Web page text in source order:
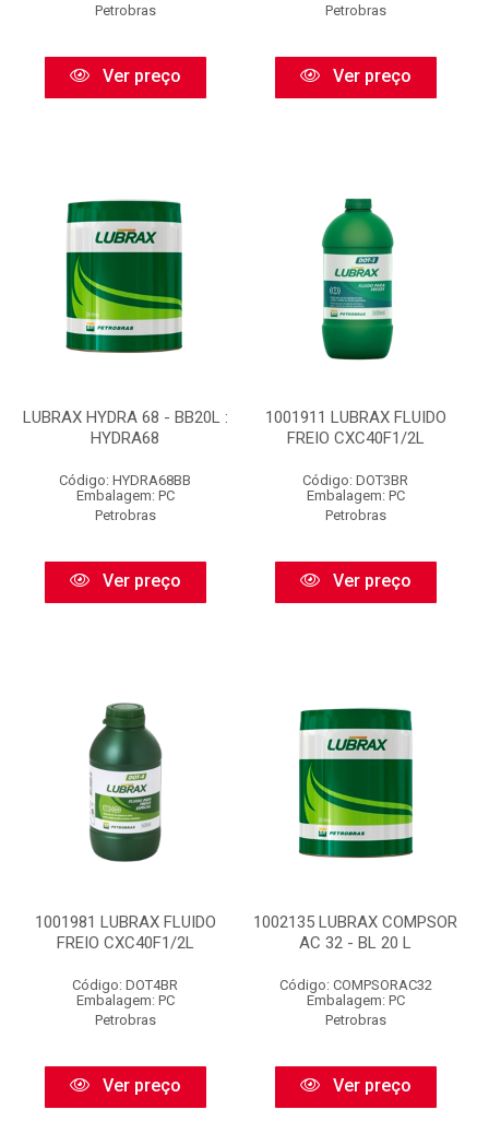
Petrobras
Ver preço
Petrobras
Ver preço
LUBRAX HYDRA 68 - BB20L :
HYDRA68
Código: HYDRA68BB
Embalagem: PC
Petrobras
Ver preço
1001911 LUBRAX FLUIDO
FREIO CXC40F1/2L
Código: DOT3BR
Embalagem: PC
Petrobras
Ver preço
1001981 LUBRAX FLUIDO
FREIO CXC40F1/2L
Código: DOT4BR
Embalagem: PC
Petrobras
Ver preço
1002135 LUBRAX COMPSOR
AC 32 - BL 20 L
Código: COMPSORAC32
Embalagem: PC
Petrobras
Ver preço